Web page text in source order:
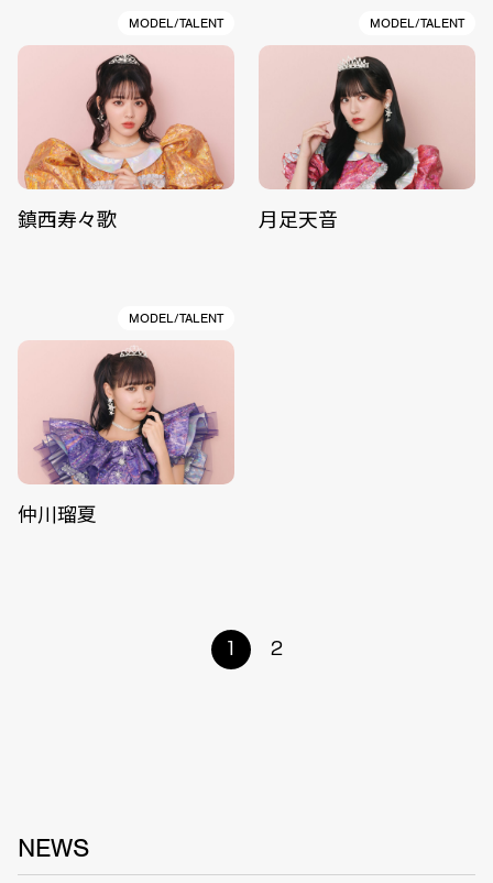
MODEL/TALENT
鎮西寿々歌
MODEL/TALENT
月足天音
MODEL/TALENT
仲川瑠夏
1 2
NEWS